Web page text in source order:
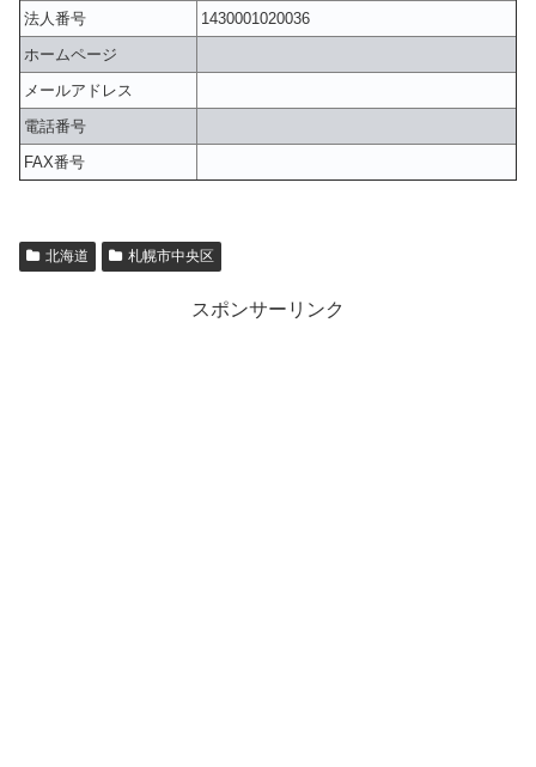
法人番号
1430001020036
ホームページ
メールアドレス
電話番号
FAX番号
北海道 札幌市中央区
スポンサーリンク